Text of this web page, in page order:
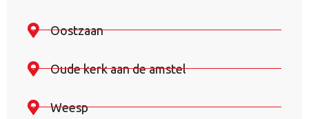
Oostzaan
Oude kerk aan de amstel
Weesp